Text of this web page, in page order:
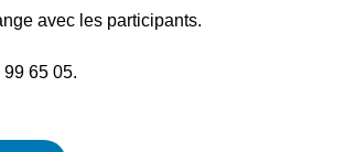
avec les participants.
65 05.